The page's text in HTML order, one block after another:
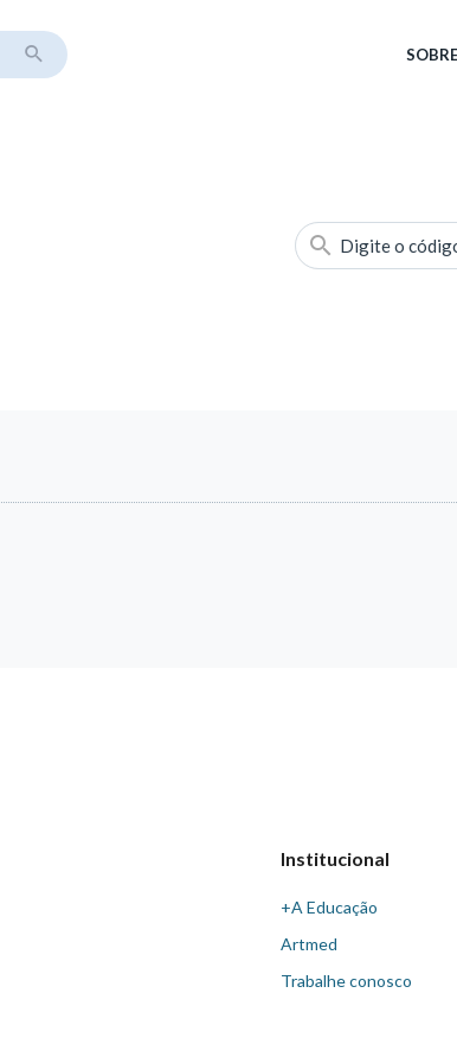
SOBRE
Digite o
Institucional
+A Educação
Artmed
Trabalhe conosco